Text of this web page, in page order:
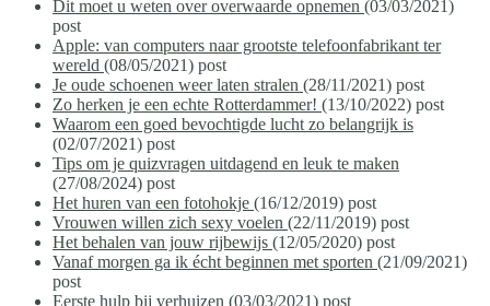
Dit moet u weten over overwaarde opnemen (03/03/2021)
post
Apple: van computers naar grootste telefoonfabrikant ter
wereld (08/05/2021) post
Je oude schoenen weer laten stralen (28/11/2021) post
Zo herken je een echte Rotterdammer! (13/10/2022) post
Waarom een goed bevochtigde lucht zo belangrijk is
(02/07/2021) post
Tips om je quizvragen uitdagend en leuk te maken
(27/08/2024) post
Het huren van een fotohokje (16/12/2019) post
Vrouwen willen zich sexy voelen (22/11/2019) post
Het behalen van jouw rijbewijs (12/05/2020) post
Vanaf morgen ga ik écht beginnen met sporten (21/09/2021)
post
Eerste hulp bij verhuizen (03/03/2021) post